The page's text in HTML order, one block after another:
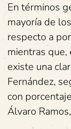
En términos
mayoría de
respecto a
mientras que,
existe una
Fernández,
con
Álvaro